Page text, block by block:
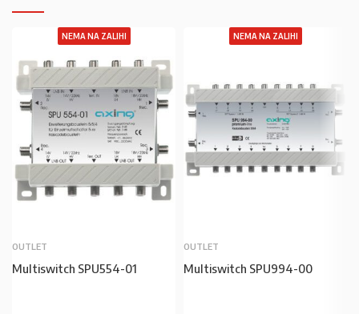
NEMA NA ZALIHI
OUTLET
Multiswitch SPU554-01
NEMA NA ZALIHI
OUTLET
Multiswitch SPU994-00